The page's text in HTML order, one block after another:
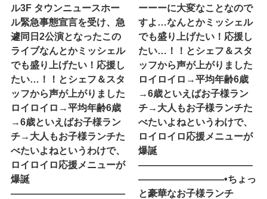
ル3F タウンニュースホー
ル緊急事態宣言を受け、急
遽同日2公演となったこの
ライブなんとかミッシェル
でも盛り上げたい！応援し
たい…！！とシェフ＆スタ
ッフから声が上がりました
ロイロイロ→平均年齢6歳
→6歳といえばお子様ラン
チ→大人もお子様ランチた
べたいよね︎というわけで、
ロイロイロ応援メニューが
爆誕
————————————
ーーーに大変なことなので
すよ…なんとかミッシェル
でも盛り上げたい！応援し
たい…！！とシェフ＆スタ
ッフから声が上がりました
ロイロイロ→平均年齢6歳
→6歳といえばお子様ラン
チ→大人もお子様ランチた
べたいよね︎というわけで、
ロイロイロ応援メニューが
爆誕
————————————
—————————•ちょっ
と豪華なお子様ランチ